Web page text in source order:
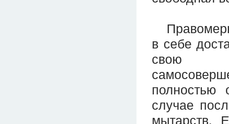
в себе
свою
полностью
случае
мытарств.